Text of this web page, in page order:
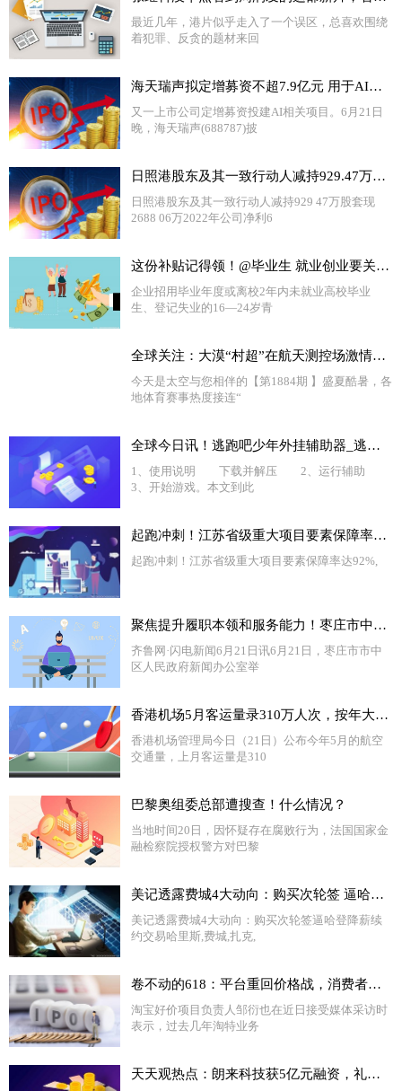
最近几年，港片似乎走入了一个误区，总喜欢围绕
着犯罪、反贪的题材来回
海天瑞声拟定增募资不超7.9亿元 用于AI大模型训练数据集建设等项目|环球快资讯
又一上市公司定增募资投建AI相关项目。6月21日
晚，海天瑞声(688787)披
日照港股东及其一致行动人减持929.47万股 套现2688.06万 2022年公司净利6.31亿
日照港股东及其一致行动人减持929 47万股套现
2688 06万2022年公司净利6
这份补贴记得领！@毕业生 就业创业要关注这些政策→ 环球新视野
企业招用毕业年度或离校2年内未就业高校毕业
生、登记失业的16—24岁青
全球关注：大漠“村超”在航天测控场激情开赛
今天是太空与您相伴的【第1884期 】盛夏酷暑，各
地体育赛事热度接连“
全球今日讯！逃跑吧少年外挂辅助器_逃跑少年外挂教学
1、使用说明 下载并解压 2、运行辅助
3、开始游戏。本文到此
起跑冲刺！江苏省级重大项目要素保障率达92%-全球热资讯
起跑冲刺！江苏省级重大项目要素保障率达92%,
聚焦提升履职本领和服务能力！枣庄市中文化路街道加强社区干部队伍建设 全球新消息
齐鲁网·闪电新闻6月21日讯6月21日，枣庄市市中
区人民政府新闻办公室举
香港机场5月客运量录310万人次，按年大增17倍 天天热头条
香港机场管理局今日（21日）公布今年5月的航空
交通量，上月客运量是310
巴黎奥组委总部遭搜查！什么情况？
当地时间20日，因怀疑存在腐败行为，法国国家金
融检察院授权警方对巴黎
美记透露费城4大动向：购买次轮签 逼哈登降薪续约 交易哈里斯-天天视点
美记透露费城4大动向：购买次轮签逼哈登降薪续
约交易哈里斯,费城,扎克,
卷不动的618：平台重回价格战，消费者却越来越冷静了|天天快资讯
淘宝好价项目负责人邹衍也在近日接受媒体采访时
表示，过去几年淘特业务
天天观热点：朗来科技获5亿元融资，礼来亚洲基金首次投资湖北